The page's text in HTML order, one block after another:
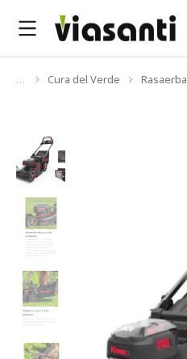
Tu sei qui:Cura del Verde Rasaerba